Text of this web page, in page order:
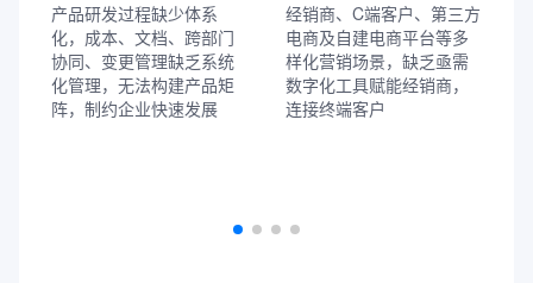
产品研发过程缺少体系
化，成本、文档、跨部门
协同、变更管理缺乏系统
化管理，无法构建产品矩
阵，制约企业快速发展
经销商、C端客户、第三方
电商及自建电商平台等多
样化营销场景，缺乏亟需
数字化工具赋能经销商，
连接终端客户